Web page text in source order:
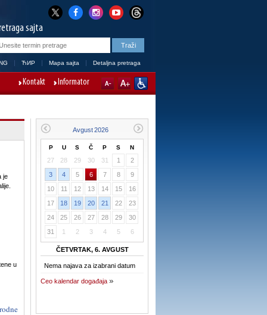
sajta
ЋИР Mapa sajta Detaljna pretraga
Kontakt Informator
je
u
P U S Č P S N
27 28 29 30 31 1
2
3
4 5 6 7 8
9
10
11 12 13 14 15
16
17
18 19 20 21 22
23
24
25 26 27 28 29
30
31
1 2 3 4 5 6
ČETVRTAK, 6. AVGUST
Nema najava za izabrani datum
Ceo kalendar događaja